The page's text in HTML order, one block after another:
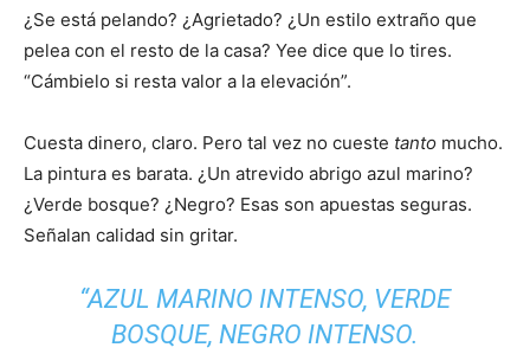
¿Se está pelando? ¿Agrietado? ¿Un estilo extraño que
pelea con el resto de la casa? Yee dice que lo tires.
“Cámbielo si resta valor a la elevación”.
Cuesta dinero, claro. Pero tal vez no cueste tanto mucho.
La pintura es barata. ¿Un atrevido abrigo azul marino?
¿Verde bosque? ¿Negro? Esas son apuestas seguras.
Señalan calidad sin gritar.
“AZUL MARINO INTENSO, VERDE
BOSQUE, NEGRO INTENSO.